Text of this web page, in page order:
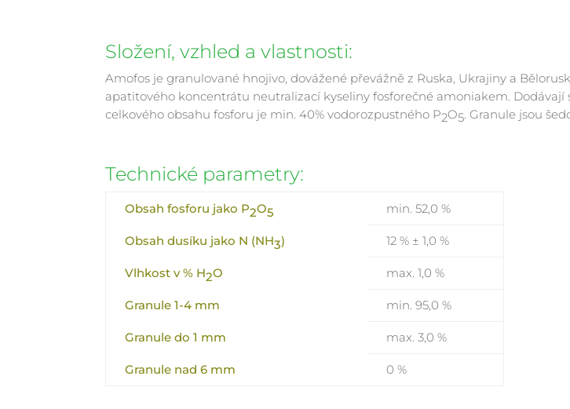
Složení, vzhled a vlastnosti:
Amofos je granulované hnojivo, dovážené převážně z Ruska, Ukrajiny a
apatitového koncentrátu neutralizací kyseliny fosforečné amoniakem.
celkového obsahu fosforu je min. 40% vodorozpustného P2O5 . Granule jsou
Technické parametry:
Obsah fosforu jako P2O5 min. 52,0 %
Obsah dusíku jako N (NH3) 12 % ± 1,0 %
Vlhkost v % H2O max. 1,0 %
Granule 1-4 mm min. 95,0 %
Granule do 1 mm max. 3,0 %
Granule nad 6 mm 0 %